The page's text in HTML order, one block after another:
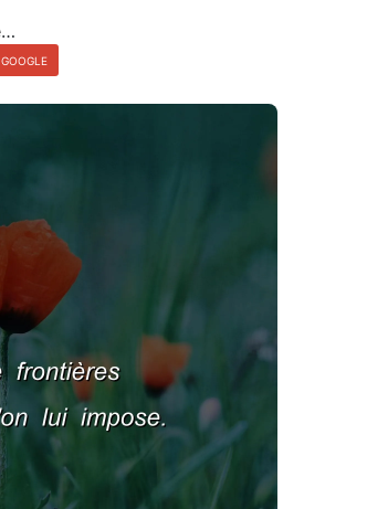
L'esprit n'a de frontiÃ¨res que celles qu'on lui impose.
GOOGLE